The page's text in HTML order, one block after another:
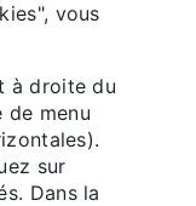
vous
à droite du
de menu
sur
Dans la